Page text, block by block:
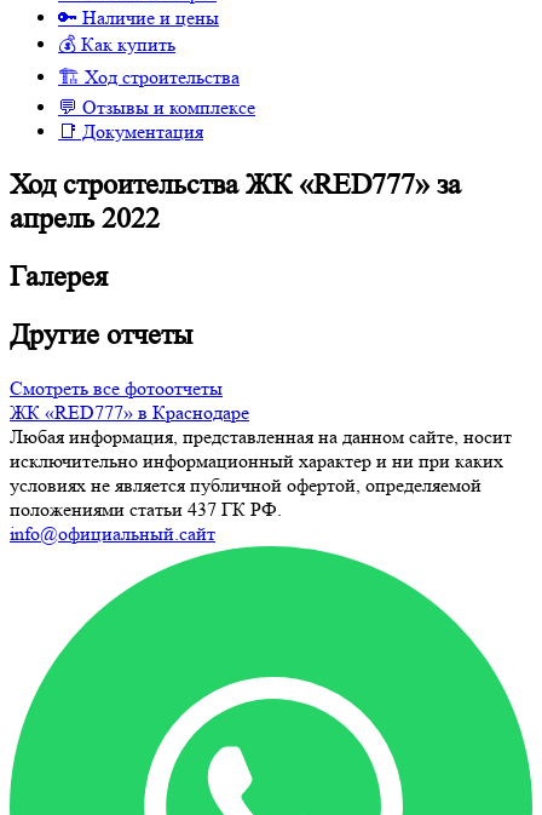
🔑 Наличие и цены
💰 Как купить
🏗 Ход строительства
💬 Отзывы и комплексе
📑 Документация
Ход строительства ЖК «RED777» за
апрель 2022
Галерея
Другие отчеты
Смотреть все фотоотчеты
ЖК «RED777» в Краснодаре
Любая информация, представленная на данном сайте, носит
исключительно информационный характер и ни при каких
условиях не является публичной офертой, определяемой
положениями статьи 437 ГК РФ.
info@официальный.сайт